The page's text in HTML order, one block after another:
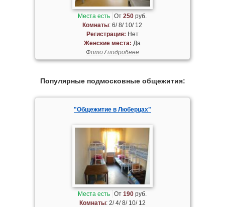
Места есть От250 руб.
Комнаты: 6/ 8/ 10/ 12
Регистрация: Нет
Женские места: Да
Фото/подробнее
Популярные подмосковные общежития:
"Общежитие в Люберцах"
Места есть От190 руб.
Комнаты: 2/ 4/ 8/ 10/ 12